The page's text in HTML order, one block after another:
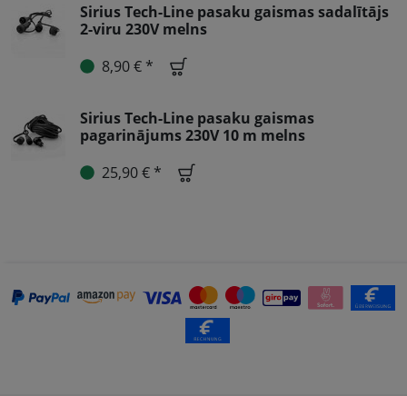
Sirius Tech-Line pasaku gaismas sadalītājs
2-viru 230V melns
8,90 € *
Sirius Tech-Line pasaku gaismas
pagarinājums 230V 10 m melns
25,90 € *